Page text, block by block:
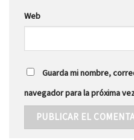
Web
Guarda mi nombre,
navegador para la próxima